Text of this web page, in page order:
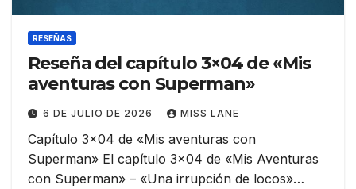
RESEÑAS
Reseña del capítulo 3×04 de «Mis
aventuras con Superman»
6 DE JULIO DE 2026 MISS LANE
Capítulo 3×04 de «Mis aventuras con
Superman» El capítulo 3×04 de «Mis Aventuras
con Superman» – «Una irrupción de locos»…